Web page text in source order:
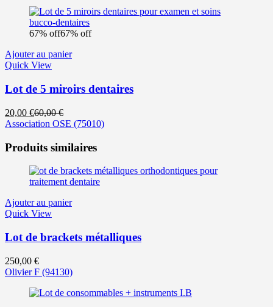
est :
35,00 €.
était :
55,00 €.
67% off67% off
Ajouter au panier
Quick View
Lot de 5 miroirs dentaires
20,00 €Le
prix
est :
60,00€Le
prix
était :
Association OSE (75010)
Produits similaires
Ajouter au panier
Quick View
Lot de brackets métalliques
250,00 €
Olivier F (94130)